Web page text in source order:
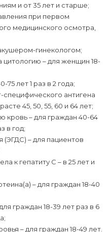
и от 35 лет и старше;
при первом
медицинского осмотра,
гинекологом;
цитологию – для женщин 18-
лет 1 раз в 2 года;
антигена
45, 50, 55, 60 и 64 лет;
кровь – для граждан 40-64
в год;
(ЭГДС) – для пациентов
к гепатиту C – в 25 лет и
– для граждан 18-40
граждан 18-39 лет раз в 6
– для граждан 18-49 лет.